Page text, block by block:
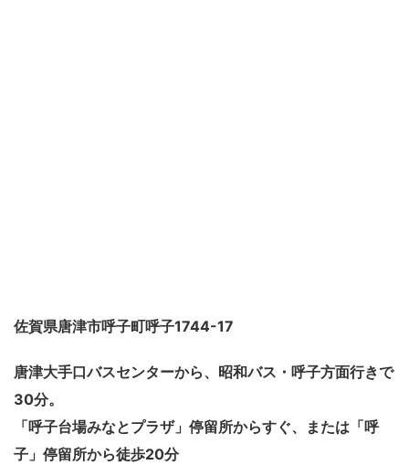
佐賀県唐津市呼子町呼子1744-17
唐津大手口バスセンターから、昭和バス・呼子方面行きで
30分。
「呼子台場みなとプラザ」停留所からすぐ、または「呼
子」停留所から徒歩20分